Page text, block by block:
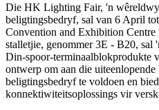
Die HK Lighting Fair, 'n
beligtingsbedryf, sal van 6 April
Convention and Exhibition
stalletjie, genommer 3E - B20, sal
Din-spoor-terminaalblokprodukte
ontwerp om aan die uiteenlopende
beligtingsbedryf te voldoen en
konnektiwiteitsoplossings vir